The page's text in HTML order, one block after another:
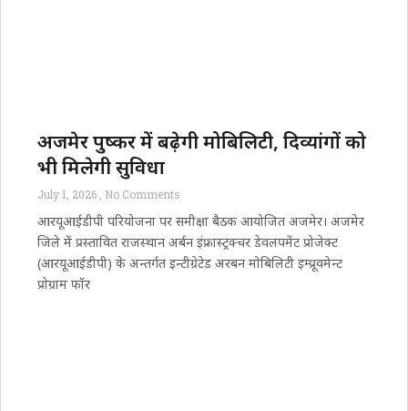
अजमेर पुष्कर में बढ़ेगी मोबिलिटी, दिव्यांगों को
भी मिलेगी सुविधा
July 1, 2026 No Comments
आरयूआईडीपी परियोजना पर समीक्षा बैठक आयोजित अजमेर। अजमेर
जिले में प्रस्तावित राजस्थान अर्बन इंफ्रास्ट्रक्चर डेवलपमेंट प्रोजेक्ट
(आरयूआईडीपी) के अन्तर्गत इन्टीग्रेटेड अरबन मोबिलिटी इम्प्रूवमेन्ट
प्रोग्राम फॉर